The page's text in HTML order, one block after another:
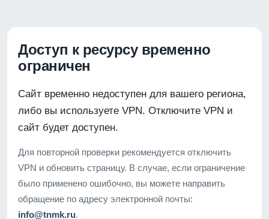
Доступ к ресурсу временно
ограничен
Сайт временно недоступен для вашего региона,
либо вы используете VPN. Отключите VPN и
сайт будет доступен.
Для повторной проверки рекомендуется отключить
VPN и обновить страницу. В случае, если ограничение
было применено ошибочно, вы можете направить
обращение по адресу электронной почты:
info@tnmk.ru.